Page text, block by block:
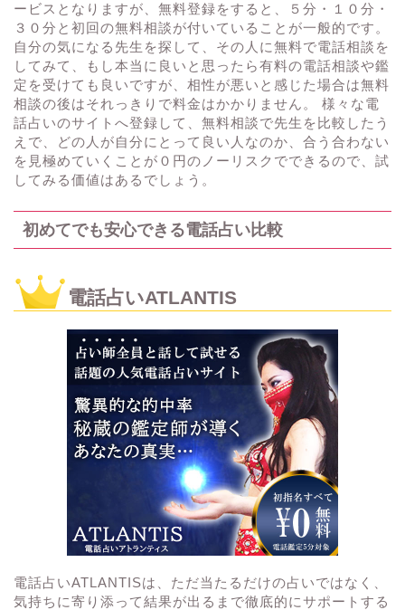
ービスとなりますが、無料登録をすると、５分・１０分・
３０分と初回の無料相談が付いていることが一般的です。
自分の気になる先生を探して、その人に無料で電話相談を
してみて、もし本当に良いと思ったら有料の電話相談や鑑
定を受けても良いですが、相性が悪いと感じた場合は無料
相談の後はそれっきりで料金はかかりません。 様々な電
話占いのサイトへ登録して、無料相談で先生を比較したう
えで、どの人が自分にとって良い人なのか、合う合わない
を見極めていくことが０円のノーリスクでできるので、試
してみる価値はあるでしょう。
初めてでも安心できる電話占い比較
電話占いATLANTIS
電話占いATLANTISは、ただ当たるだけの占いではなく、
気持ちに寄り添って結果が出るまで徹底的にサポートする